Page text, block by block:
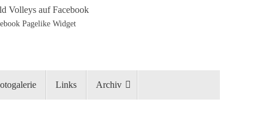
Volleys auf Facebook
Links Archiv